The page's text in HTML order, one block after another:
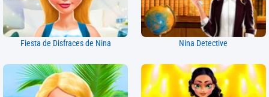
Fiesta de Disfraces de Nina Nina Detective